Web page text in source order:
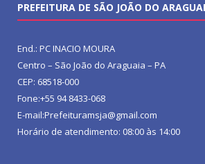
PREFEITURA DE SÃO JOÃO DO
End.: PC INACIO MOURA
Centro – São João do Araguaia – PA
CEP: 68518-000
Fone:+55 94 8433-068
E-mail:Prefeituramsja@gmail.com
Horário de atendimento: 08:00 às 14:00